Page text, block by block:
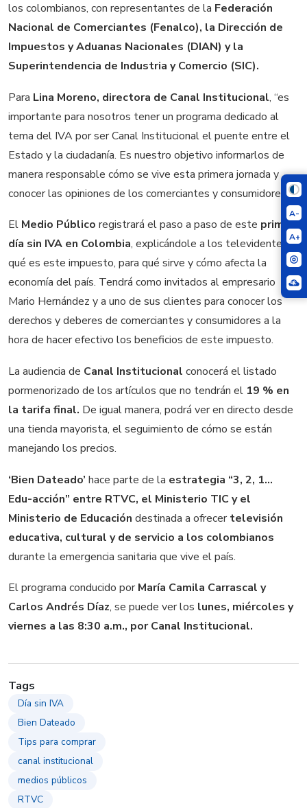
A-
A+
los colombianos, con representantes de la Federación
Nacional de Comerciantes (Fenalco), la Dirección de
Impuestos y Aduanas Nacionales (DIAN) y la
Superintendencia de Industria y Comercio (SIC).
Para Lina Moreno, directora de Canal Institucional, “es
importante para nosotros tener un programa dedicado al
tema del IVA por ser Canal Institucional el puente entre el
Estado y la ciudadanía. Es nuestro objetivo informarlos de
manera responsable cómo se vive esta primera jornada y
conocer las opiniones de los comerciantes y consumidores”.
El Medio Público registrará el paso a paso de este primer
día sin IVA en Colombia, explicándole a los televidentes
qué es este impuesto, para qué sirve y cómo afecta la
economía del país. Tendrá como invitados al empresario
Mario Hernández y a uno de sus clientes para conocer los
derechos y deberes de comerciantes y consumidores a la
hora de hacer efectivo los beneficios de este impuesto.
La audiencia de Canal Institucional conocerá el listado
pormenorizado de los artículos que no tendrán el 19 % en
la tarifa final. De igual manera, podrá ver en directo desde
una tienda mayorista, el seguimiento de cómo se están
manejando los precios.
‘Bien Dateado’ hace parte de la estrategia “3, 2, 1…
Edu-acción” entre RTVC, el Ministerio TIC y el
Ministerio de Educación destinada a ofrecertelevisión
educativa, cultural y de servicio a los colombianos
durante la emergencia sanitaria que vive el país.
El programa conducido porMaría Camila Carrascal y
Carlos Andrés Díaz, se puede ver los lunes, miércoles y
viernes a las 8:30 a.m., por Canal Institucional.
Tags
Día sin IVA
Bien Dateado
Tips para comprar
canal institucional
medios públicos
RTVC